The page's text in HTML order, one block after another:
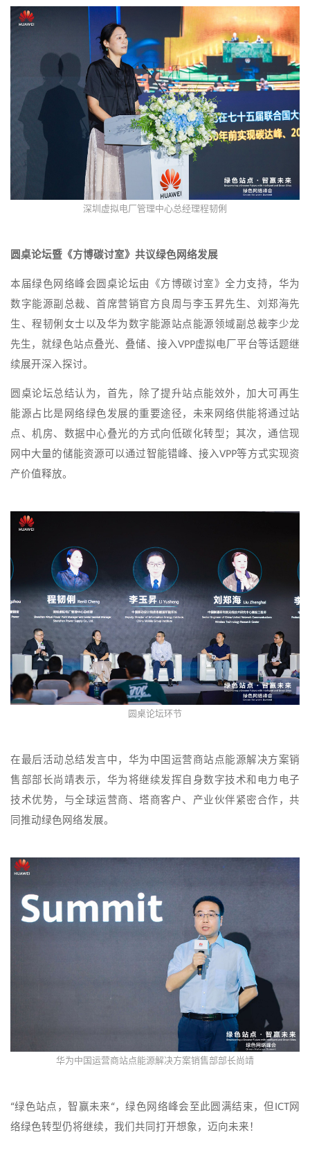
深圳虚拟电厂管理中心总经理程韧俐
圆桌论坛暨《方博碳讨室》共议绿色网络发展
本届绿色网络峰会圆桌论坛由《方博碳讨室》全力支持，华为
数字能源副总裁、首席营销官方良周与李玉昇先生、刘郑海先
生、程韧俐女士以及华为数字能源站点能源领域副总裁李少龙
先生，就绿色站点叠光、叠储、接入VPP虚拟电厂平台等话题继
续展开深入探讨。
圆桌论坛总结认为，首先，除了提升站点能效外，加大可再生
能源占比是网络绿色发展的重要途径，未来网络供能将通过站
点、机房、数据中心叠光的方式向低碳化转型；其次，通信现
网中大量的储能资源可以通过智能错峰、接入VPP等方式实现资
产价值释放。
圆桌论坛环节
在最后活动总结发言中，华为中国运营商站点能源解决方案销
售部部长尚靖表示，华为将继续发挥自身数字技术和电力电子
技术优势，与全球运营商、塔商客户、产业伙伴紧密合作，共
同推动绿色网络发展。
华为中国运营商站点能源解决方案销售部部长尚靖
“绿色站点，智赢未来“，绿色网络峰会至此圆满结束，但ICT网
络绿色转型仍将继续，我们共同打开想象，迈向未来！